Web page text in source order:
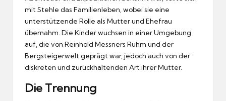
mit Stehle das Familienleben, wobei sie eine
unterstützende Rolle als Mutter und Ehefrau
übernahm. Die Kinder wuchsen in einer Umgebung
auf, die von Reinhold Messners Ruhm und der
Bergsteigerwelt geprägt war, jedoch auch von der
diskreten und zurückhaltenden Art ihrer Mutter.
Die Trennung